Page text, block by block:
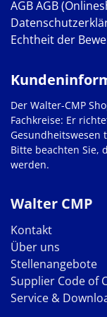
AGBAGB
Echtheit der
Walter CMP
Kontakt
Über uns
Stellenangebote
Supplier Code of
Service &
Der Walter-CMP
Fachkreise: Er
Gesundheitswesen
Bitte beachten Sie,
werden.